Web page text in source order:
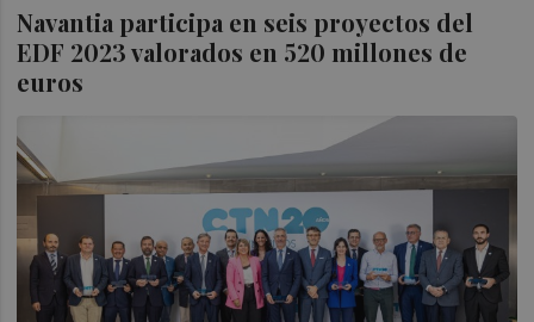
Navantia participa en seis proyectos del
EDF 2023 valorados en 520 millones de
euros